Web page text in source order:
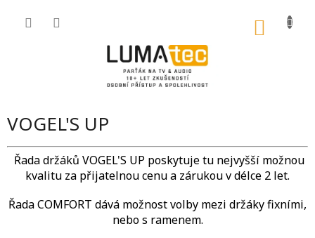
VOGEL'S UP
Řada držáků VOGEL'S UP poskytuje tu nejvyšší možnou
kvalitu za přijatelnou cenu a zárukou v délce 2 let.
Řada COMFORT dává možnost volby mezi držáky fixními,
nebo s ramenem.